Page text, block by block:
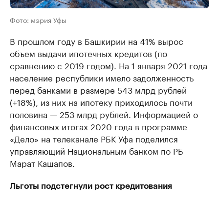
Фото: мэрия Уфы
В прошлом году в Башкирии на 41% вырос
объем выдачи ипотечных кредитов (по
сравнению с 2019 годом). На 1 января 2021 года
население республики имело задолженность
перед банками в размере 543 млрд рублей
(+18%), из них на ипотеку приходилось почти
половина — 253 млрд рублей. Информацией о
финансовых итогах 2020 года в программе
«Дело» на телеканале РБК Уфа поделился
управляющий Национальным банком по РБ
Марат Кашапов.
Льготы подстегнули рост кредитования